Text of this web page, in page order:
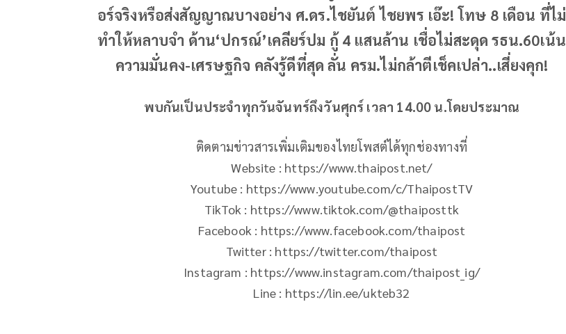
อร์จริงหรือส่งสัญญาณบางอย่าง ศ.ดร.ไชยันต์ ไชยพร เอ๊ะ! โทษ 8 เดือน ที่ไม่
ทำให้หลาบจำ ด้าน‘ปกรณ์’เคลียร์ปม กู้ 4 แสนล้าน เชื่อไม่สะดุด รธน.60เน้น
ความมั่นคง-เศรษฐกิจ คลังรู้ดีที่สุด ลั่น ครม.ไม่กล้าตีเช็คเปล่า..เสี่ยงคุก!
พบกันเป็นประจำทุกวันจันทร์ถึงวันศุกร์ เวลา 14.00 น.โดยประมาณ
ติดตามข่าวสารเพิ่มเติมของไทยโพสต์ได้ทุกช่องทางที่
Website : https://www.thaipost.net/
Youtube : https://www.youtube.com/c/ThaipostTV
TikTok : https://www.tiktok.com/@thaiposttk
Facebook : https://www.facebook.com/thaipost
Twitter : https://twitter.com/thaipost
Instagram : https://www.instagram.com/thaipost_ig/
Line : https://lin.ee/ukteb32